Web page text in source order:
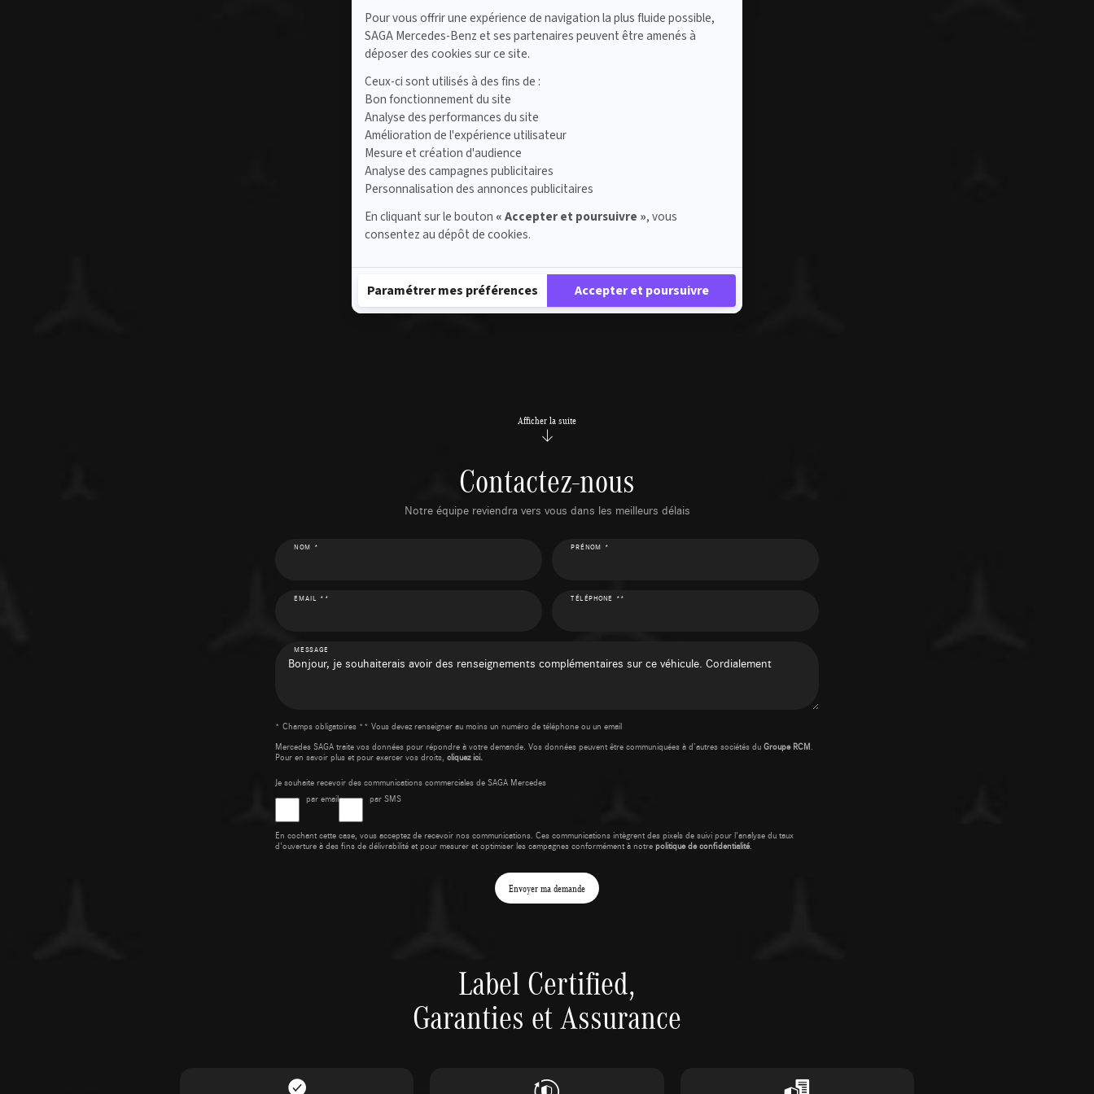
Pour vous offrir une expérience de navigation la plus fluide possible,
SAGA Mercedes-Benz et ses partenaires peuvent être amenés à
déposer des cookies sur ce site.
Ceux-ci sont utilisés à des fins de :
Bon fonctionnement du site
Analyse des performances du site
Amélioration de l'expérience utilisateur
Mesure et création d'audience
Analyse des campagnes publicitaires
Personnalisation des annonces publicitaires
En cliquant sur le bouton « Accepter et poursuivre », vous
consentez au dépôt de cookies.
Paramétrer mes préférences Accepter et poursuivre
Afficher la suite
Contactez-nous
Notre équipe reviendra vers vous dans les meilleurs délais
NOM * PRÉNOM *
EMAIL ** TÉLÉPHONE **
MESSAGE
* Champs obligatoires ** Vous devez renseigner au moins un numéro de téléphone ou un email
Mercedes SAGA traite vos données pour répondre à votre demande. Vos données peuvent être communiquées à d’autres sociétés du Groupe RCM.
Pour en savoir plus et pour exercer vos droits, cliquez ici.
Je souhaite recevoir des communications commerciales de SAGA Mercedes
par email
par SMS
En cochant cette case, vous acceptez de recevoir nos communications. Ces communications intègrent des pixels de suivi pour l'analyse du taux
d'ouverture à des fins de délivrabilité et pour mesurer et optimiser les campagnes conformément à notre politique de confidentialité.
Envoyer ma demande
Label Certified,
Garanties et Assurance